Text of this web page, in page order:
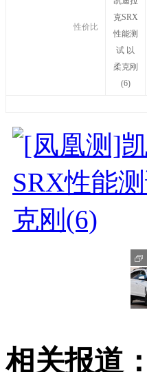
性价比
相关报道：